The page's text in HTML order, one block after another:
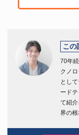
この
70年
クノ
とし
ード
て紹
界の根